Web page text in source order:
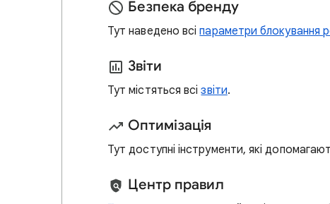
Безпека бренду
Тут наведено всіпараметри блокування
Звіти
Тут містяться всізвіти.
Оптимізація
Тут доступні інструменти, які
Центр правил